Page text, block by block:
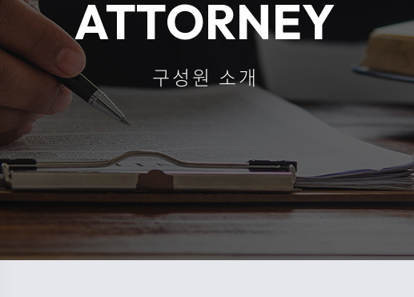
산업안전ㆍ중
인사노무
공정거래
조세
ATTORNEY
구성원 소개